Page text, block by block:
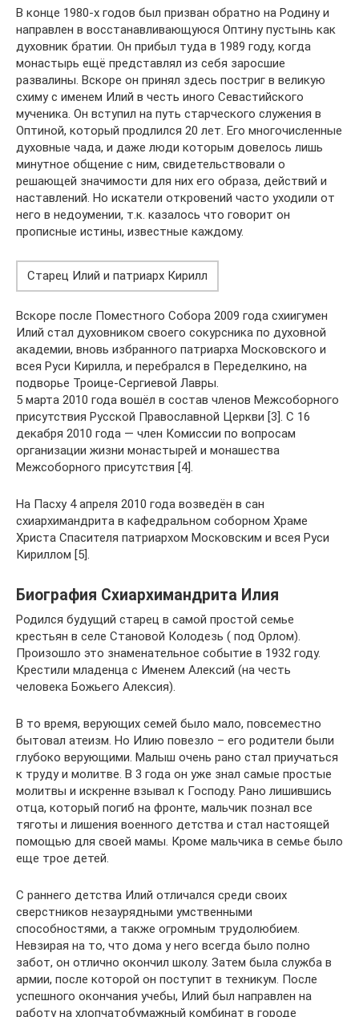
В конце 1980-х годов был призван обратно на Родину и
направлен в восстанавливающуюся Оптину пустынь как
духовник братии. Он прибыл туда в 1989 году, когда
монастырь ещё представлял из себя заросшие
развалины. Вскоре он принял здесь постриг в великую
схиму с именем Илий в честь иного Севастийского
мученика. Он вступил на путь старческого служения в
Оптиной, который продлился 20 лет. Его многочисленные
духовные чада, и даже люди которым довелось лишь
минутное общение с ним, свидетельствовали о
решающей значимости для них его образа, действий и
наставлений. Но искатели откровений часто уходили от
него в недоумении, т.к. казалось что говорит он
прописные истины, известные каждому.
Старец Илий и патриарх Кирилл
Вскоре после Поместного Собора 2009 года схиигумен
Илий стал духовником своего сокурсника по духовной
академии, вновь избранного патриарха Московского и
всея Руси Кирилла, и перебрался в Переделкино, на
подворье Троице-Сергиевой Лавры.
5 марта 2010 года вошёл в состав членов Межсоборного
присутствия Русской Православной Церкви [3]. С 16
декабря 2010 года — член Комиссии по вопросам
организации жизни монастырей и монашества
Межсоборного присутствия [4].
На Пасху 4 апреля 2010 года возведён в сан
схиархимандрита в кафедральном соборном Храме
Христа Спасителя патриархом Московским и всея Руси
Кириллом [5].
Биография Схиархимандрита Илия
Родился будущий старец в самой простой семье
крестьян в селе Становой Колодезь ( под Орлом).
Произошло это знаменательное событие в 1932 году.
Крестили младенца с Именем Алексий (на честь
человека Божьего Алексия).
В то время, верующих семей было мало, повсеместно
бытовал атеизм. Но Илию повезло – его родители были
глубоко верующими. Малыш очень рано стал приучаться
к труду и молитве. В 3 года он уже знал самые простые
молитвы и искренне взывал к Господу. Рано лишившись
отца, который погиб на фронте, мальчик познал все
тяготы и лишения военного детства и стал настоящей
помощью для своей мамы. Кроме мальчика в семье было
еще трое детей.
С раннего детства Илий отличался среди своих
сверстников незаурядными умственными
способностями, а также огромным трудолюбием.
Невзирая на то, что дома у него всегда было полно
забот, он отлично окончил школу. Затем была служба в
армии, после которой он поступит в техникум. После
успешного окончания учебы, Илий был направлен на
работу на хлопчатобумажный комбинат в городе